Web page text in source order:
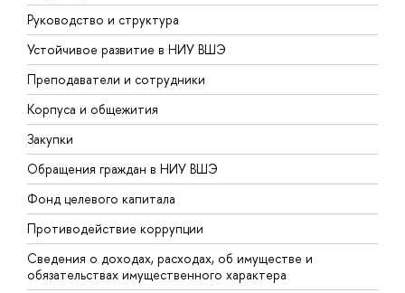
Руководство и структура
Устойчивое развитие в НИУ ВШЭ
Преподаватели и сотрудники
Корпуса и общежития
Закупки
Обращения граждан в НИУ ВШЭ
Фонд целевого капитала
Противодействие коррупции
Сведения о доходах, расходах, об имуществе и
обязательствах имущественного характера